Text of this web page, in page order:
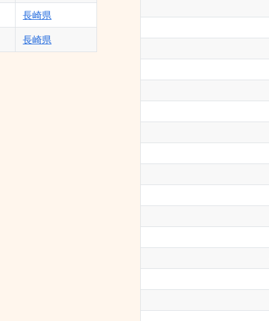
長崎県
長崎県